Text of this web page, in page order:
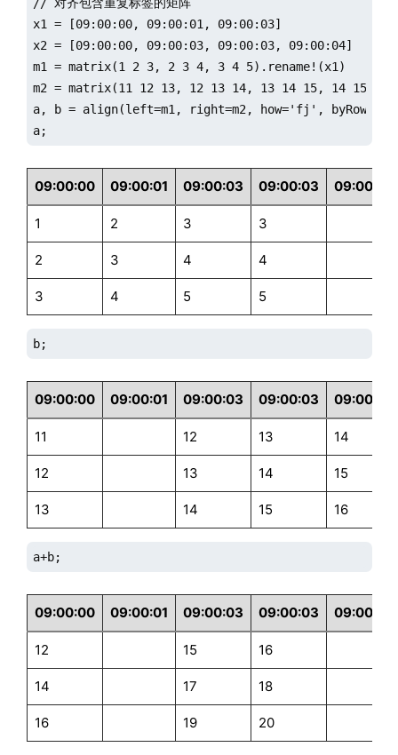
x1 = [09:00:00, 09:00:01, 09:00:03]
x2 = [09:00:00, 09:00:03, 09:00:03, 09:00:04]
m1 = matrix(1 2 3, 2 3 4, 3 4 5).rename!(x1)
m2 = matrix(11 12 13, 12 13 14, 13 14 15, 14 15
a, b = align(left=m1, right=m2, how='fj',
a;
09:00:00 09:00:01 09:00:03 09:00:03 09:00:04
1 2 3 3
2 3 4 4
3 4 5 5
b;
09:00:00 09:00:01 09:00:03 09:00:03 09:00:04
11 12 13 14
12 13 14 15
13 14 15 16
a+b;
09:00:00 09:00:01 09:00:03 09:00:03 09:00:04
12 15 16
14 17 18
16 19 20